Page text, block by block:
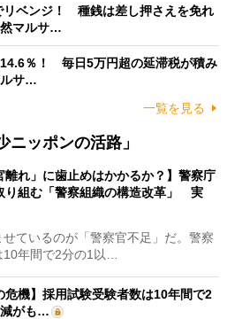
リベンジ！ 種銭は差し押さえを免れ
然マルサ…
14.6％！ 毎日5万円超の延滞税が積み
ルサ…
一覧を見る
ニッポンの活路」
離れ」に歯止めはかかるか？】警察庁
り組む「警察組織の構造改革」 実
ているのが「警察官不足」だ。警察
年間で2分の1以…
危機】採用試験受験者数は10年間で2
がも…